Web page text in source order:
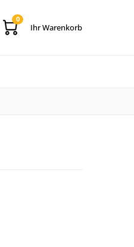
0
Ihr Warenkorb